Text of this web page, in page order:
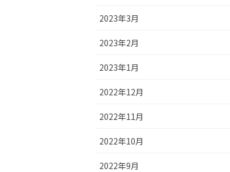
2023年3月
2023年2月
2023年1月
2022年12月
2022年11月
2022年10月
2022年9月